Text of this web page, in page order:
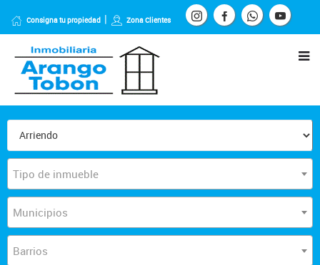
Consigna tu propiedad Zona Clientes
Tipo de inmueble
Municipios
Barrios